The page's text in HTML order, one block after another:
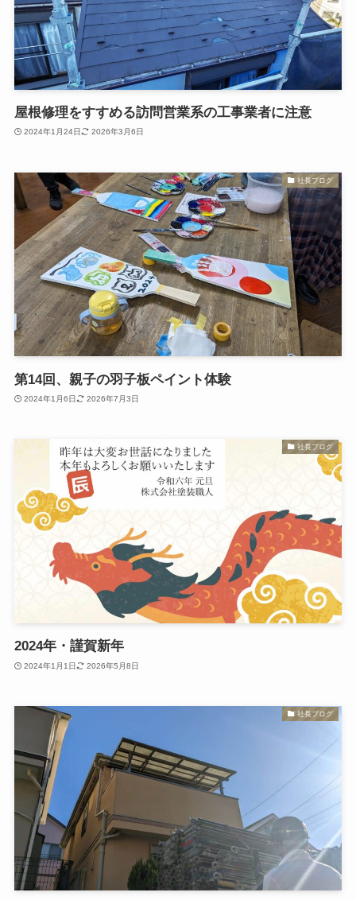
屋根修理をすすめる訪問営業系の工事業者に注意
2024年1月24日 2026年3月6日
社長ブログ
第14回、親子の羽子板ペイント体験
2024年1月6日 2026年7月3日
社長ブログ
2024年・謹賀新年
2024年1月1日 2026年5月8日
社長ブログ